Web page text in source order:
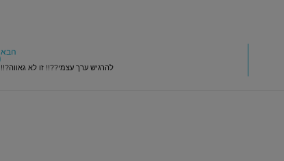
הבא
להרגיש ערך עצמי??!! זו לא גאווה?!!